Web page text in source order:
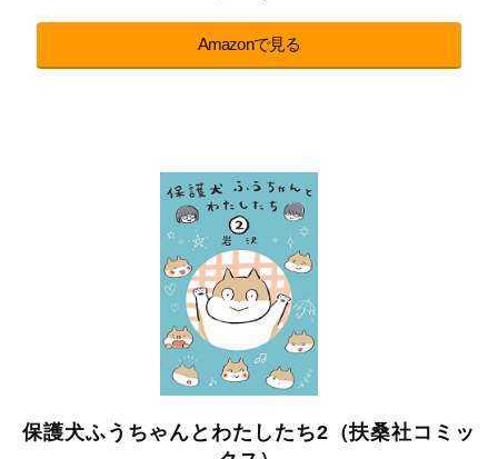
Amazonで見る
保護犬ふうちゃんとわたしたち2（扶桑社コミッ